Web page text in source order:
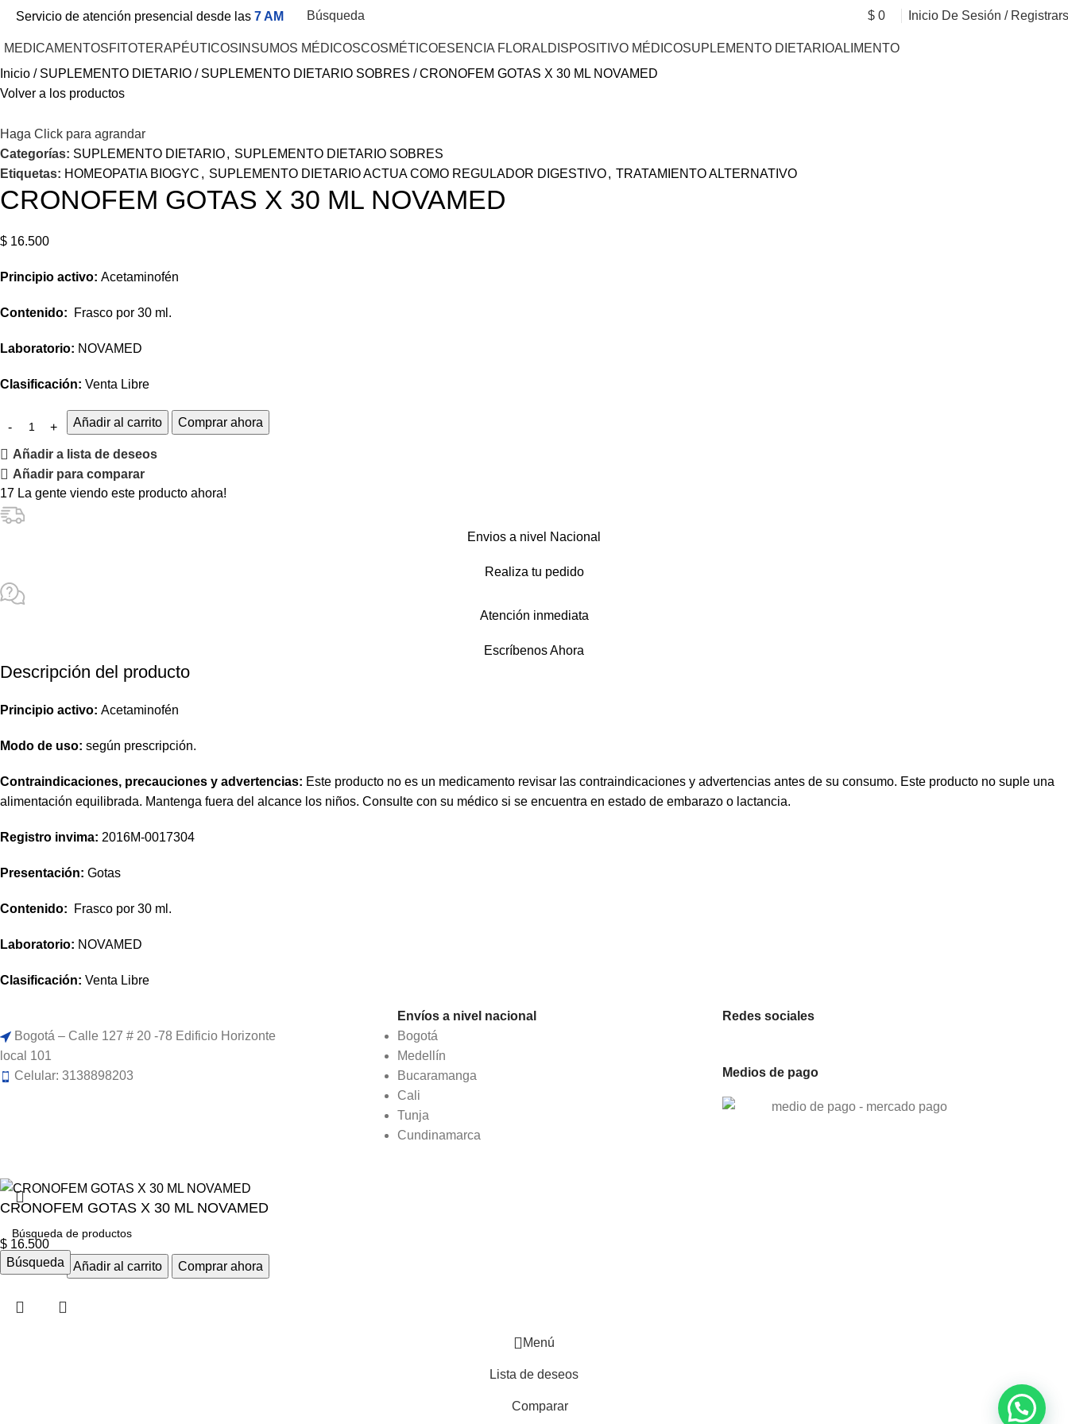
Servicio de atención presencial desde las 7 AM Búsqueda $ 0 Inicio De Sesión /
MEDICAMENTOSFITOTERAPÉUTICOS INSUMOS MÉDICOSCOSMÉTICOESENCIA FLORALDISPOSITIVO MÉDICOSUPLEMENTO DIETARIOALIMENTO
Inicio
SUPLEMENTO DIETARIO SUPLEMENTO DIETARIO SOBRES
CRONOFEM GOTAS X 30 ML NOVAMED
Volver a los productos
Haga Click para agrandar
Categorías: SUPLEMENTO DIETARIO, SUPLEMENTO DIETARIO SOBRES
Etiquetas: HOMEOPATIA BIOGYC , SUPLEMENTO DIETARIO ACTUA COMO REGULADOR DIGESTIVO, TRATAMIENTO ALTERNATIVO
CRONOFEM GOTAS X 30 ML NOVAMED
$ 16.500
Principio activo: Acetaminofén
Contenido: Frasco por 30 ml.
Laboratorio: NOVAMED
Clasificación: Venta Libre
Añadir al carrito Comprar ahora
Añadir a lista de deseos
Añadir para comparar
17 La gente viendo este producto ahora!
Envios a nivel Nacional
Realiza tu pedido
Atención inmediata
Escríbenos Ahora
Descripción del producto
Principio activo: Acetaminofén
Modo de uso: según prescripción.
Contraindicaciones, precauciones y advertencias: Este producto no es un medicamento revisar las contraindicaciones y advertencias antes de su consumo. Este producto no suple una
alimentación equilibrada. Mantenga fuera del alcance los niños. Consulte con su médico si se encuentra en estado de embarazo o lactancia.
Registro invima: 2016M-0017304
Presentación: Gotas
Contenido: Frasco por 30 ml.
Laboratorio: NOVAMED
Clasificación: Venta Libre
Bogotá – Calle 127 # 20 -78 Edificio Horizonte
local 101
Celular: 3138898203
Envíos a nivel nacional
Bogotá
Medellín
Bucaramanga
Cali
Tunja
Cundinamarca
Redes sociales
Medios de pago
Búsqueda
CRONOFEM GOTAS X 30 ML NOVAMED
$ 16.500
Añadir al carrito
Comprar ahora
Menú
Lista de deseos
Comparar